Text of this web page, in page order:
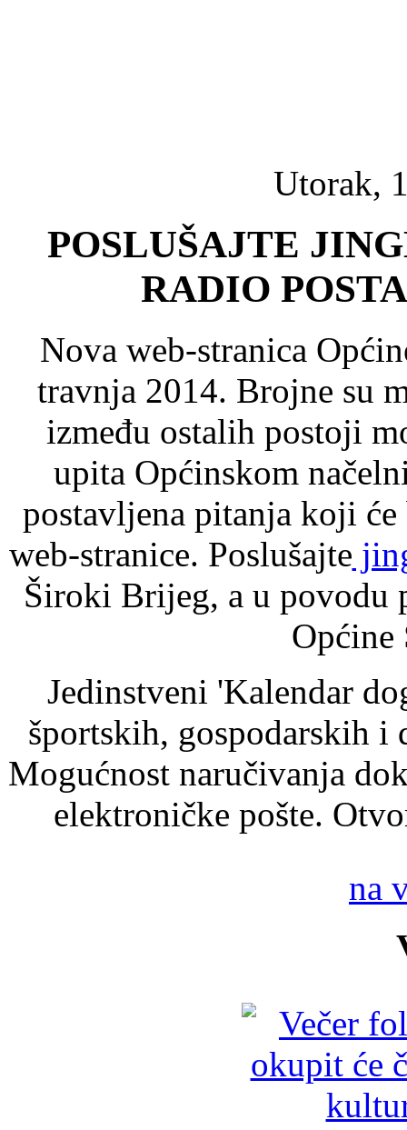
Utorak,
POSLUŠAJTE
RADIO
Nova web-stranica
travnja 2014. Brojne su
između ostalih postoji
upita Općinskom
postavljena pitanja koji
web-stranice. Poslušajte
Široki Brijeg, a u povodu
Jedinstveni 'Kalendar
športskih, gospodarskih i
Mogućnost naručivanja
elektroničke pošte.
na